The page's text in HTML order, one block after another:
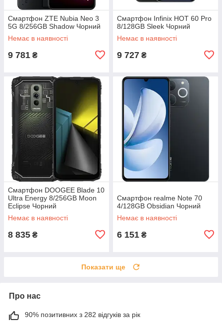
Смартфон ZTE Nubia Neo 3
5G 8/256GB Shadow Чорний
Немає в наявності
9 781 ₴
Смартфон Infinix HOT 60 Pro
8/128GB Sleek Чорний
Немає в наявності
9 727 ₴
Смартфон DOOGEE Blade 10
Ultra Energy 8/256GB Moon
Eclipse Чорний
Немає в наявності
8 835 ₴
Смартфон realme Note 70
4/128GB Obsidian Чорний
Немає в наявності
6 151 ₴
Показати ще
Про нас
90% позитивних з 282 відгуків за рік